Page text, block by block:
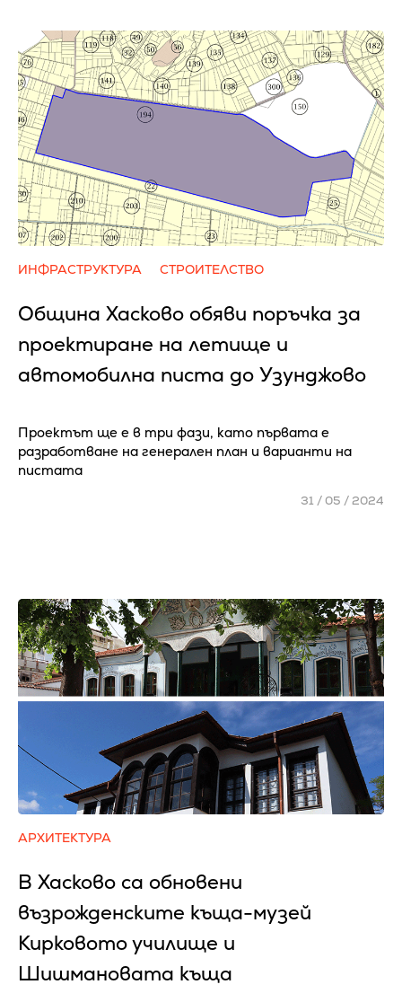
ИНФРАСТРУКТУРА СТРОИТЕЛСТВО
Община Хасково обяви поръчка за
проектиране на летище и
автомобилна писта до Узунджово
Проектът ще е в три фази, като първата е
разработване на генерален план и варианти на
пистата
31 / 05 / 2024
АРХИТЕКТУРА
В Хасково са обновени
възрожденските къща-музей
Кирковото училище и
Шишмановата къща